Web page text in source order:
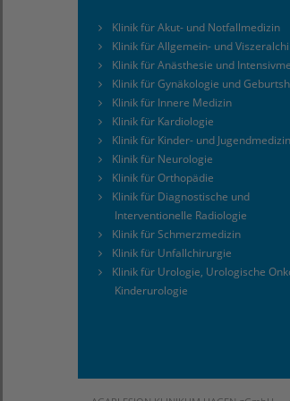
Klinik für Akut- und Notfallmedizin
Klinik für Allgemein- und
Klinik für Anästhesie und
Klinik für Gynäkologie und
Klinik für Innere Medizin
Klinik für Kardiologie
Klinik für Kinder- und Jugendmedizin
Klinik für Neurologie
Klinik für Orthopädie
Klinik für Diagnostische und
Interventionelle Radiologie
Klinik für Schmerzmedizin
Klinik für Unfallchirurgie
Klinik für Urologie, Urologische
Kinderurologie